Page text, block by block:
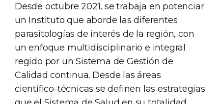
Desde octubre 2021, se trabaja en potenciar
un Instituto que aborde las diferentes
parasitologías de interés de la región, con
un enfoque multidisciplinario e integral
regido por un Sistema de Gestión de
Calidad continua. Desde las áreas
científico-técnicas se definen las estrategias